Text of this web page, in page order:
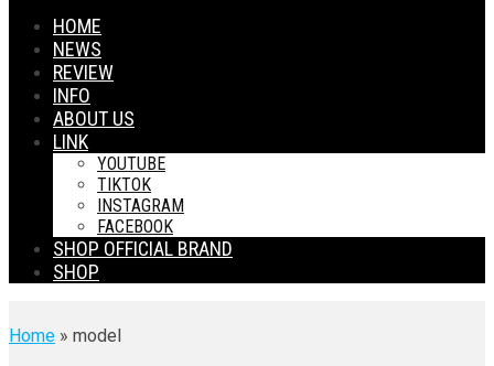
HOME
NEWS
REVIEW
INFO
ABOUT US
LINK
YOUTUBE
TIKTOK
INSTAGRAM
FACEBOOK
SHOP OFFICIAL BRAND
SHOP
Home » model